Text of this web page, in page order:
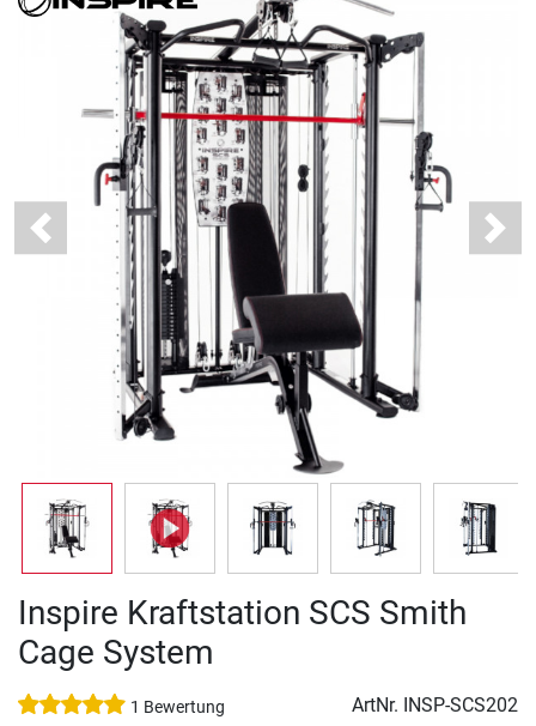
Previous Next
Inspire Kraftstation SCS Smith
Cage System
1 Bewertung ArtNr. INSP-SCS202